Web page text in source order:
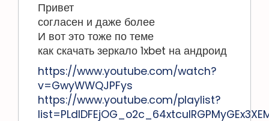
Привет
согласен и даже более
И вот это тоже по теме
как скачать зеркало 1xbet на андроид
https://www.youtube.com/watch?
v=GwyWWQJPFys
https://www.youtube.com/playlist?